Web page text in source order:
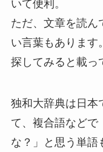
いて便利。
ただ、文章を読ん
い言葉もあります
探してみると載っ
独和大辞典は日本
て、複合語などで
な？」と思う単語